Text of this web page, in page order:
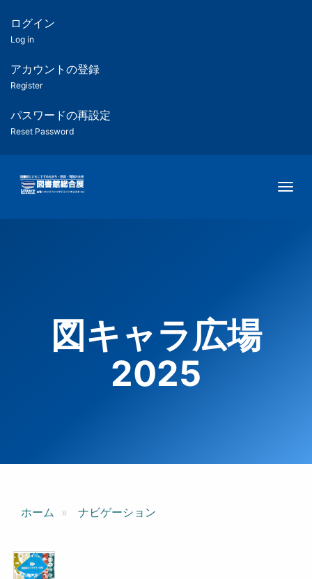
ツ
匿
名
ユ
ー
ー
用
メ
ログイン
Log in
アカウントの登録
Register
パスワードの再設定
Reset Password
図キャラ広場
2025
ホーム ナビゲーション